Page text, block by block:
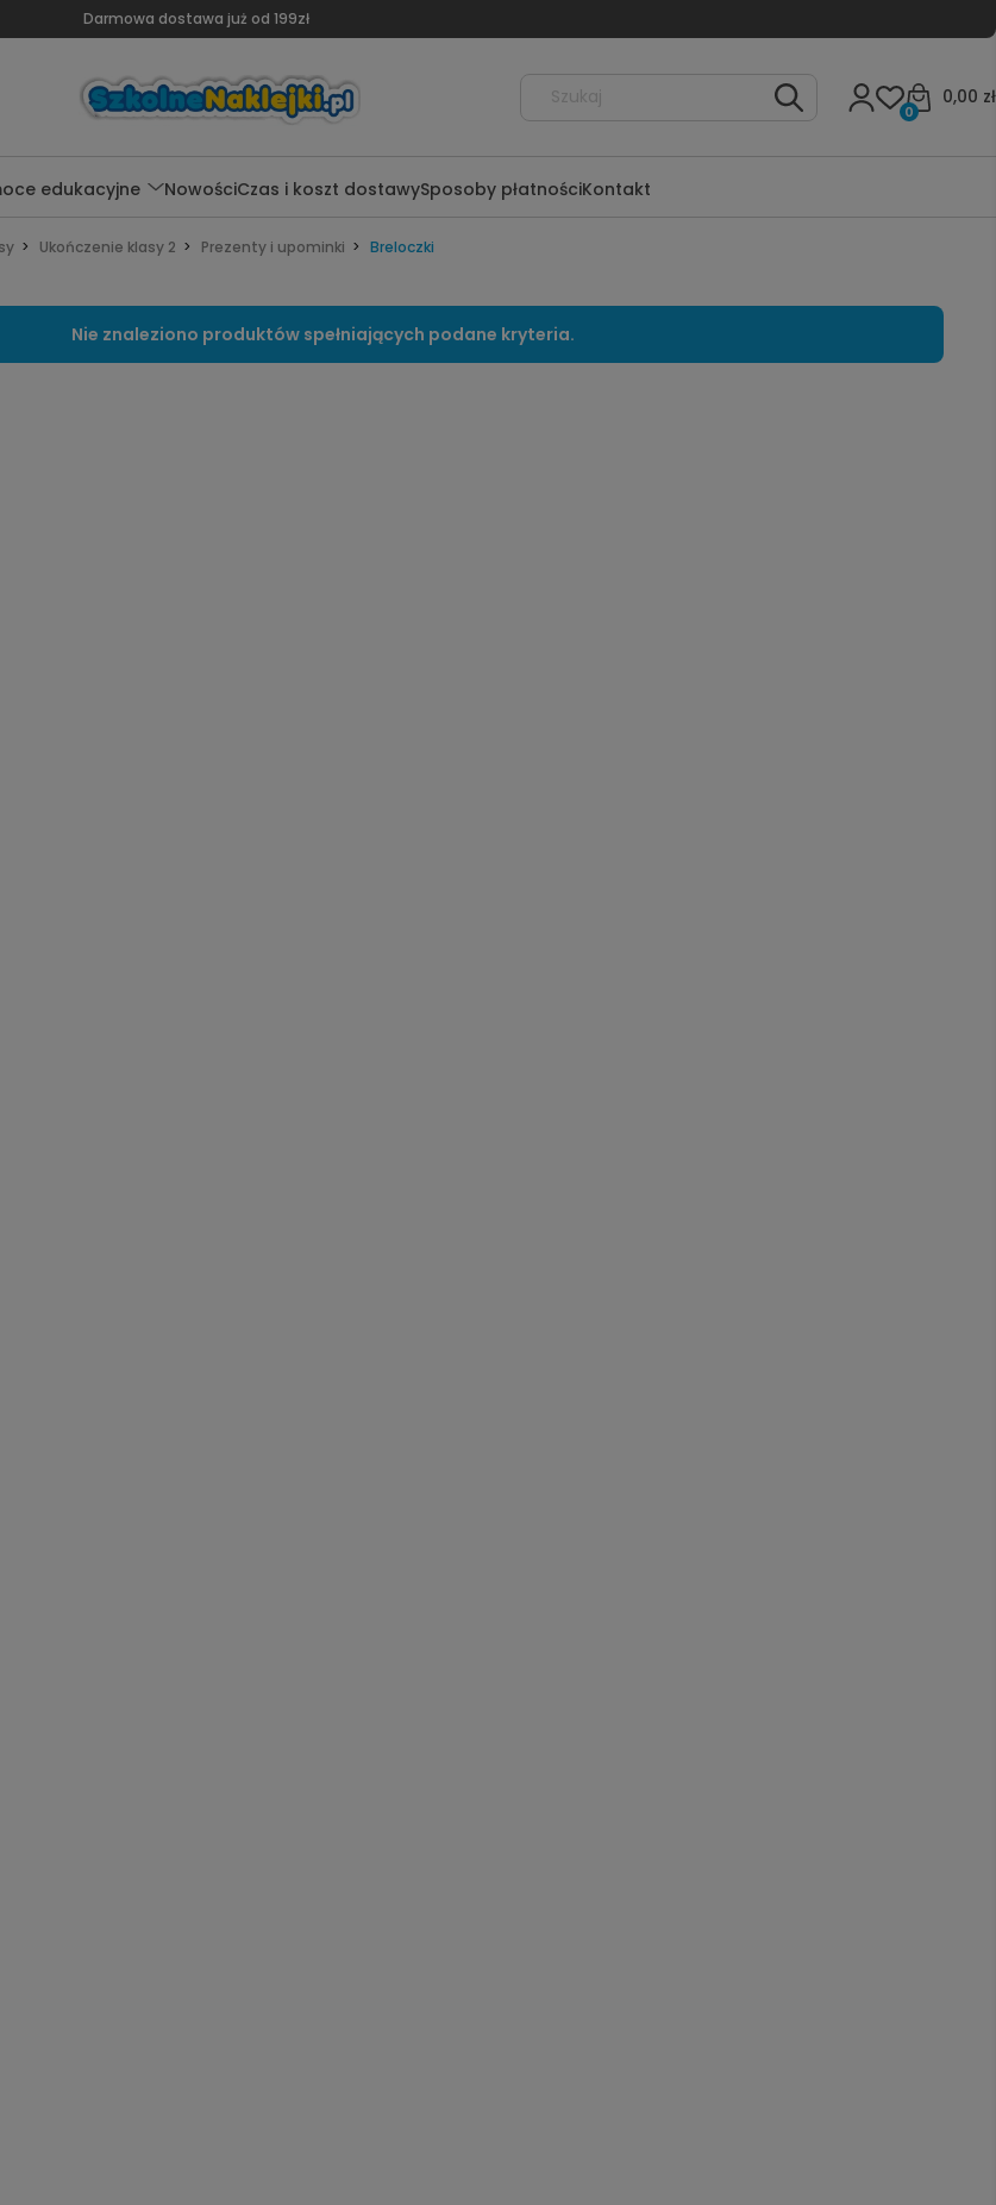
Darmowa dostawa już od 199zł
0,00 zł
0
edukacyjne NowościCzas i koszt dostawySposoby płatnościKontakt
Ukończenie klasy 2 Prezenty i upominki Breloczki
Nie znaleziono produktów spełniających podane kryteria.